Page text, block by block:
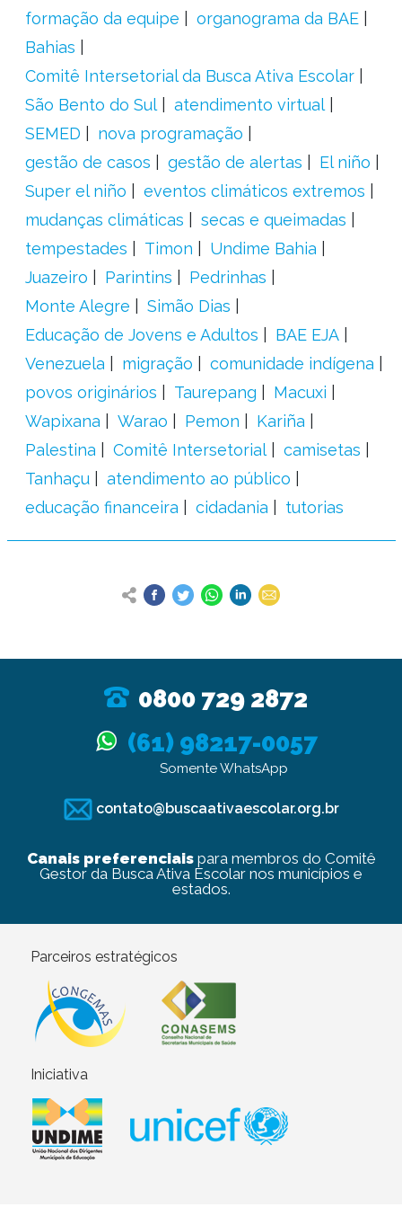
formação da equipe
organograma da BAE
Bahias
Comitê Intersetorial da Busca Ativa Escolar
São Bento do Sul
atendimento virtual
SEMED
nova programação
gestão de casos
gestão de alertas
El niño
Super el niño
eventos climáticos extremos
mudanças climáticas
secas e queimadas
tempestades
Timon
Undime Bahia
Juazeiro
Parintins
Pedrinhas
Monte Alegre
Simão Dias
Educação de Jovens e Adultos
BAE EJA
Venezuela
migração
comunidade indígena
povos originários
Taurepang
Macuxi
Wapixana
Warao Pemon
Kariña
Palestina
Comitê Intersetorial
camisetas
Tanhaçu
atendimento ao público
educação financeira
cidadania tutorias
0800 729 2872
(61) 98217-0057
Somente WhatsApp
contato@buscaativaescolar.org.br
Canais preferenciaispara membros do Comitê
Gestor da Busca Ativa Escolar nos municípios e
estados.
Parceiros estratégicos
Iniciativa